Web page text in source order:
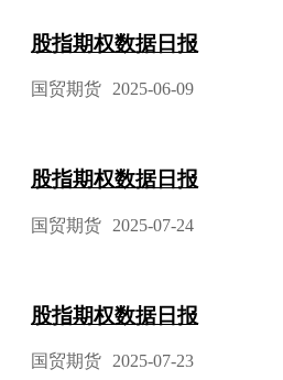
股指期权数据日报
国贸期货 2025-06-09
股指期权数据日报
国贸期货 2025-07-24
股指期权数据日报
国贸期货 2025-07-23